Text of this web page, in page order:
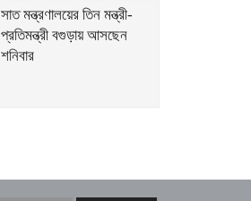
সাত মন্ত্রণালয়ের তিন মন্ত্রী-
প্রতিমন্ত্রী বগুড়ায় আসছেন
শনিবার